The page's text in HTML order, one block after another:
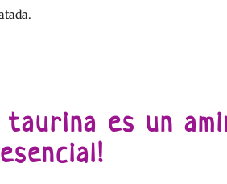
es un
esencial!